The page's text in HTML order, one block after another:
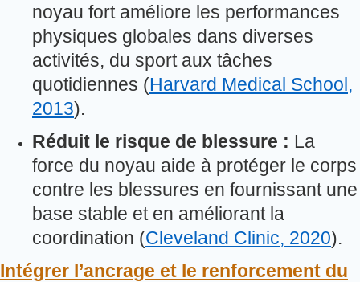
noyau fort améliore les performances
physiques globales dans diverses
activités, du sport aux tâches
quotidiennes (Harvard Medical School,
2013).
Réduit le risque de blessure : La
force du noyau aide à protéger le corps
contre les blessures en fournissant une
base stable et en améliorant la
coordination (Cleveland Clinic, 2020).
Intégrer l’ancrage et le renforcement du